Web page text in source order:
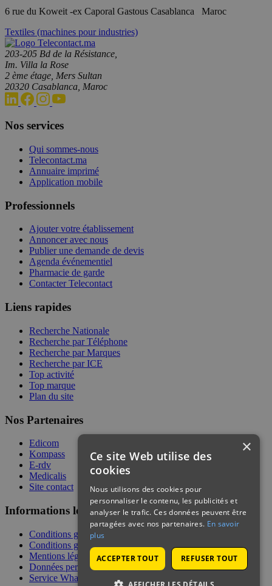
6 rue du Koweit -ex Caporal Gastous Casablanca Maroc
Textiles (machines pour industries)
203-205 Bd de la Résistance,
Im. Villa la Rose
2 ème étage, Mers Sultan
20320 Casablanca, Maroc
Nos services
Qui sommes-nous
Telecontact.ma
Annuaire imprimé
Application mobile
Professionnels
Ajouter votre établissement
Annoncer avec nous
Publier une demande de devis
Agenda événementiel
Pharmacie de garde
Contacter Telecontact
Liens rapides
Recherche Nationale
Recherche par Téléphone
Recherche par Marques
Recherche par ICE
Top activité
Top marque
Plan du site
Nos Partenaires
Edicom
Kompass
E-rdv
Medicalis
Site contact
Informations légales
Conditions générales de services
Conditions générales de vente
Mentions légales
Données personnelles
Service WhatsApp
×
Ce site Web utilise des
cookies
Nous utilisons des cookies pour
personnaliser le contenu, les publicités et
analyser le trafic. Ces données peuvent être
partagées avec nos partenaires. En savoir
plus
ACCEPTER TOUT REFUSER TOUT